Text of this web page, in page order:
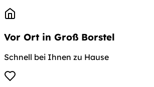
Vor Ort in Groß Borstel
Schnell bei Ihnen zu Hause